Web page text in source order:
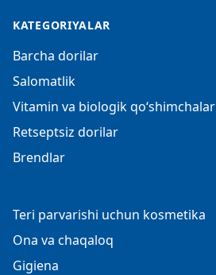
KATEGORIYALAR
Barcha dorilar
Salomatlik
Vitamin va biologik qo‘shimchalar
Retseptsiz dorilar
Brendlar
Teri parvarishi uchun kosmetika
Ona va chaqaloq
Gigiena